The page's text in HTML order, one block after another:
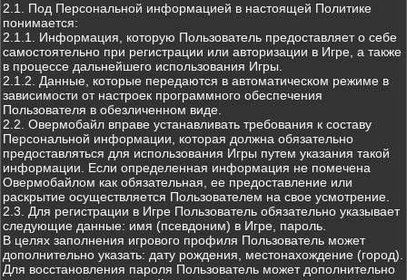
2.1. Под Персональной информацией в настоящей Политике
понимается:
2.1.1. Информация, которую Пользователь предоставляет о себе
самостоятельно при регистрации или авторизации в Игре, а также
в процессе дальнейшего использования Игры.
2.1.2. Данные, которые передаются в автоматическом режиме в
зависимости от настроек программного обеспечения
Пользователя в обезличенном виде.
2.2. Овермобайл вправе устанавливать требования к составу
Персональной информации, которая должна обязательно
предоставляться для использования Игры путем указания такой
информации. Если определенная информация не помечена
Овермобайлом как обязательная, ее предоставление или
раскрытие осуществляется Пользователем на свое усмотрение.
2.3. Для регистрации в Игре Пользователь обязательно указывает
следующие данные: имя (псевдоним) в Игре, пароль.
В целях заполнения игрового профиля Пользователь может
дополнительно указать: дату рождения, местонахождение (город).
Для восстановления пароля Пользователь может дополнительно